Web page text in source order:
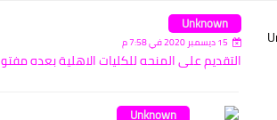
Unknown
15 ديسمبر 2020 في 7:58 م
التقديم على المنحه للكليات الاهلية بعده
Unknown